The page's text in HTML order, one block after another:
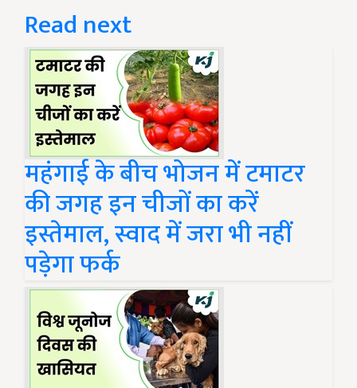
Read next
महंगाई के बीच भोजन में टमाटर
की जगह इन चीजों का करें
इस्तेमाल, स्वाद में जरा भी नहीं
पड़ेगा फर्क